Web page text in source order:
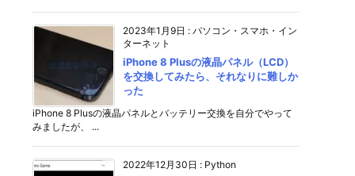
2023年1月9日 : パソコン・スマホ・イン
ターネット
iPhone 8 Plusの液晶パネル（LCD）
を交換してみたら、それなりに難しか
った
iPhone 8 Plusの液晶パネルとバッテリー交換を自分でやって
みましたが、 ...
2022年12月30日 : Python